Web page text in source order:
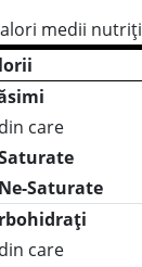
medii
din care
Ne-Saturate
din care